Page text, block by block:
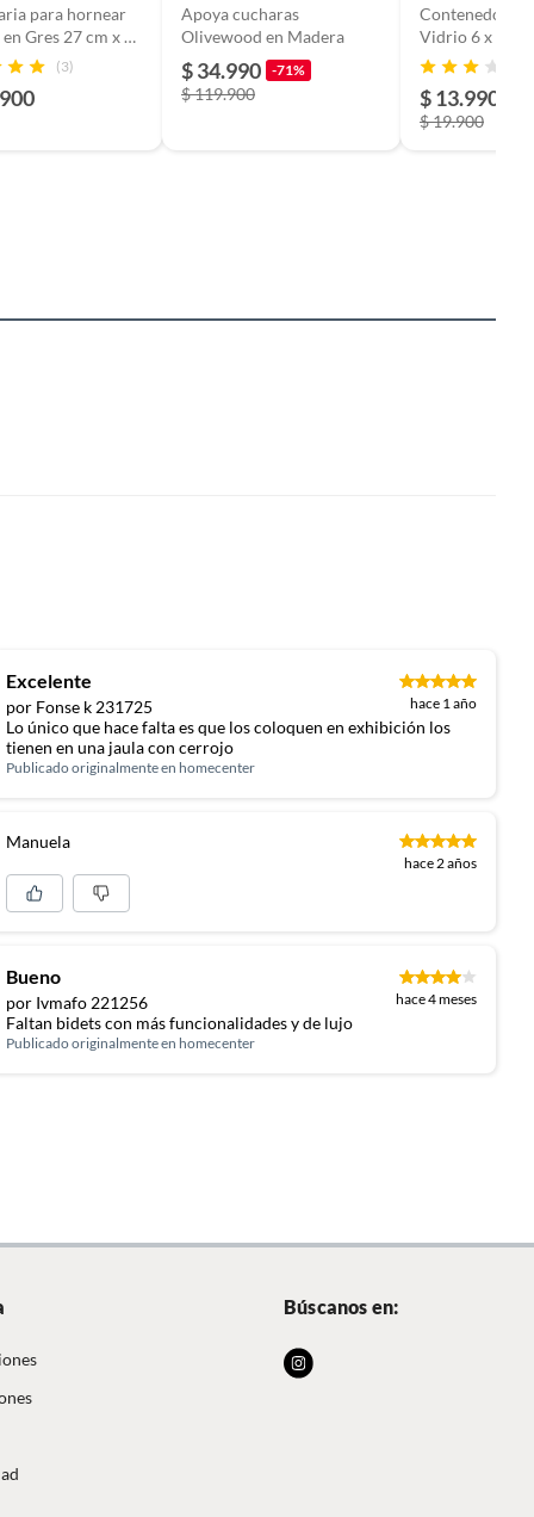
para hornear
Gres 27 cm x 43
(3)
Apoya cucharas
Olivewood en Madera
$ 34.990 -71%
$ 119.900
Contenedor de
Vidrio 6 x 7 cm
$ 13.990
$ 19.900
Excelente
por Fonse k 231725 hace 1 año
Lo único que hace falta es que los coloquen en exhibición los
tienen en una jaula con cerrojo
Publicado originalmente en homecenter
Manuela
hace 2 años
Bueno
por Ivmafo 221256 hace 4 meses
Faltan bidets con más funcionalidades y de lujo
Publicado originalmente en homecenter
Búscanos en: